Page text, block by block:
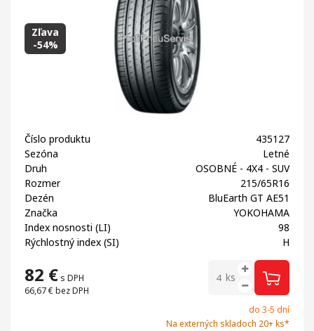
Zľava
-54%
Číslo produktu
435127
Sezóna
Letné
Druh
OSOBNÉ - 4X4 - SUV
Rozmer
215/65R16
Dezén
BluEarth GT AE51
Značka
YOKOHAMA
Index nosnosti (LI)
98
Rýchlostný index (SI)
H
82 € s DPH
66,67 € bez DPH
ks
do 3-5 dní
Na externých skladoch 20+ ks*